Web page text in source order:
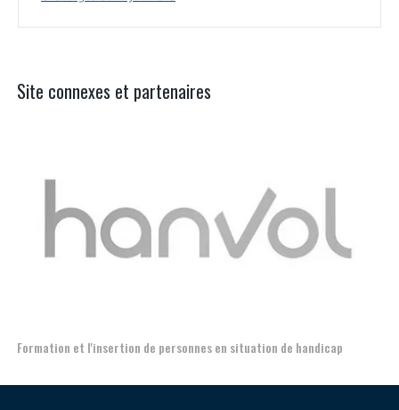
Site connexes et partenaires
Formation et l'insertion de personnes en situation de handicap